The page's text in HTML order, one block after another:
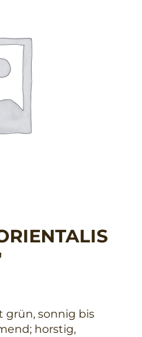
grün, sonnig bis
horstig,